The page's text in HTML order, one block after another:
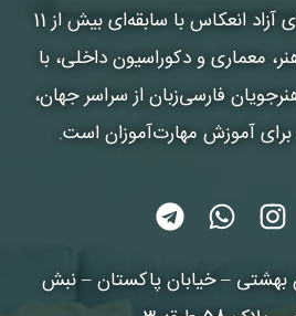
آزاد انعکاس
با سابقه‌ای بیش از 11
معماری و دکوراسیون داخلی، با
فارسی‌زبان از سراسر جهان،
آموزش مهارت‌آموزان است.
بهشتی – خیابان پاکستان – نبش